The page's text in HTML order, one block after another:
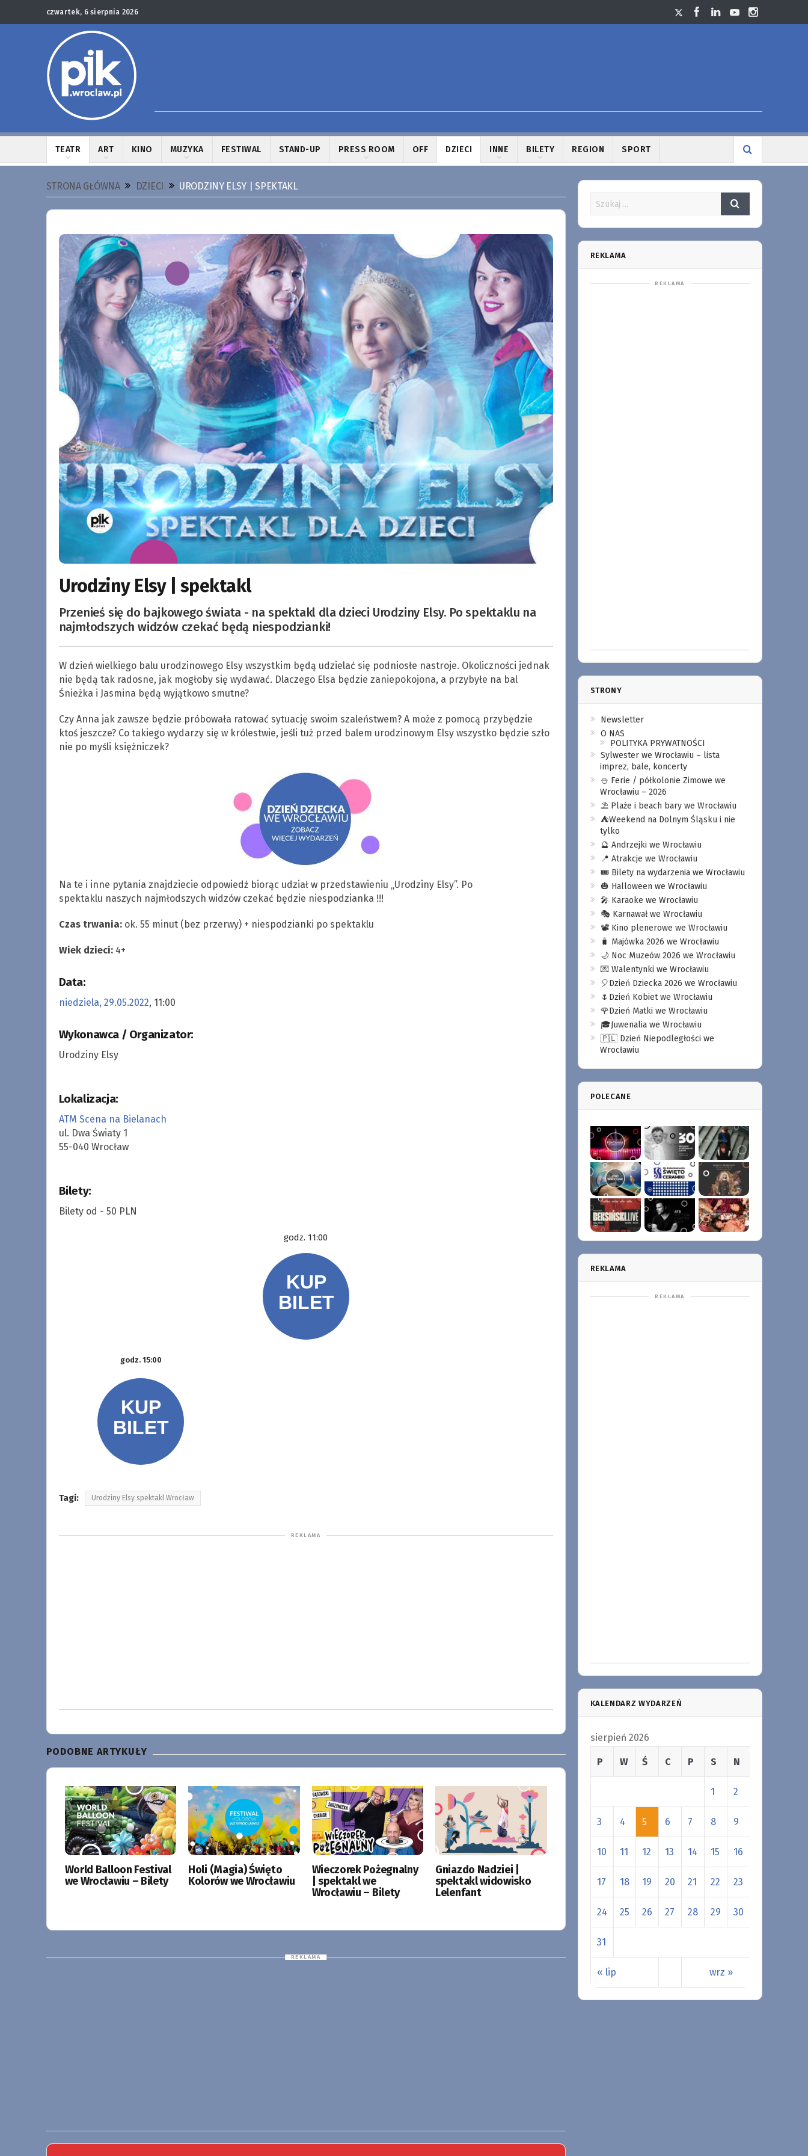
czwartek, 6 sierpnia 2026
TEATR ART KINO MUZYKA FESTIWAL STAND-UP PRESS ROOM OFF DZIECI INNE BILETY REGION SPORT
STRONA GŁÓWNA DZIECI URODZINY ELSY | SPEKTAKL
Urodziny Elsy | spektakl
Przenieś się do bajkowego świata - na spektakl dla dzieci Urodziny Elsy. Po spektaklu na
najmłodszych widzów czekać będą niespodzianki!
W dzień wielkiego balu urodzinowego Elsy wszystkim będą udzielać się podniosłe nastroje. Okoliczności jednak
nie będą tak radosne, jak mogłoby się wydawać. Dlaczego Elsa będzie zaniepokojona, a przybyłe na bal
Śnieżka i Jasmina będą wyjątkowo smutne?
Czy Anna jak zawsze będzie próbowała ratować sytuację swoim szaleństwem? A może z pomocą przybędzie
ktoś jeszcze? Co takiego wydarzy się w królestwie, jeśli tuż przed balem urodzinowym Elsy wszystko będzie szło
nie po myśli księżniczek?
Na te i inne pytania znajdziecie odpowiedź biorąc udział w przedstawieniu „Urodziny Elsy”. Po
spektaklu naszych najmłodszych widzów czekać będzie niespodzianka !!!
Czas trwania: ok. 55 minut (bez przerwy) + niespodzianki po spektaklu
Wiek dzieci:4+
Data:
niedziela, 29.05.2022, 11:00
Wykonawca / Organizator:
Urodziny Elsy
Lokalizacja:
ATM Scena na Bielanach
ul. Dwa Światy 1
55-040 Wrocław
Bilety:
Bilety od - 50 PLN
godz. 11:00
godz. 15:00
Tagi: Urodziny Elsy spektakl Wrocław
PODOBNE ARTYKUŁY
World Balloon Festival
we Wrocławiu – Bilety
Holi (Magia) Święto
Kolorów we Wrocławiu
Wieczorek Pożegnalny
| spektakl we
Wrocławiu – Bilety
Gniazdo Nadziei |
spektakl widowisko
Lelenfant
REKLAMA
STRONY
Newsletter
O NAS
POLITYKA PRYWATNOŚCI
Sylwester we Wrocławiu – lista
imprez, bale, koncerty
⛄️ Ferie / półkolonie Zimowe we
Wrocławiu – 2026
⛱️ Plaże i beach bary we Wrocławiu
⛺️Weekend na Dolnym Śląsku i nie
tylko
🔮 Andrzejki we Wrocławiu
📍 Atrakcje we Wrocławiu
🎟️ Bilety na wydarzenia we Wrocławiu
🎃 Halloween we Wrocławiu
🎤 Karaoke we Wrocławiu
🎭 Karnawał we Wrocławiu
📽️ Kino plenerowe we Wrocławiu
🧳 Majówka 2026 we Wrocławiu
🌙 Noc Muzeów 2026 we Wrocławiu
💌 Walentynki we Wrocławiu
🎈Dzień Dziecka 2026 we Wrocławiu
🌷Dzień Kobiet we Wrocławiu
🌹Dzień Matki we Wrocławiu
🎓Juwenalia we Wrocławiu
🇵🇱 Dzień Niepodległości we
Wrocławiu
POLECANE
REKLAMA
KALENDARZ WYDARZEŃ
sierpień 2026
P W Ś C P S N
« lip wrz »
1 2
3 4 5 6 7 8 9
10 11 12 13 14 15 16
17 18 19 20 21 22 23
24 25 26 27 28 29 30
31